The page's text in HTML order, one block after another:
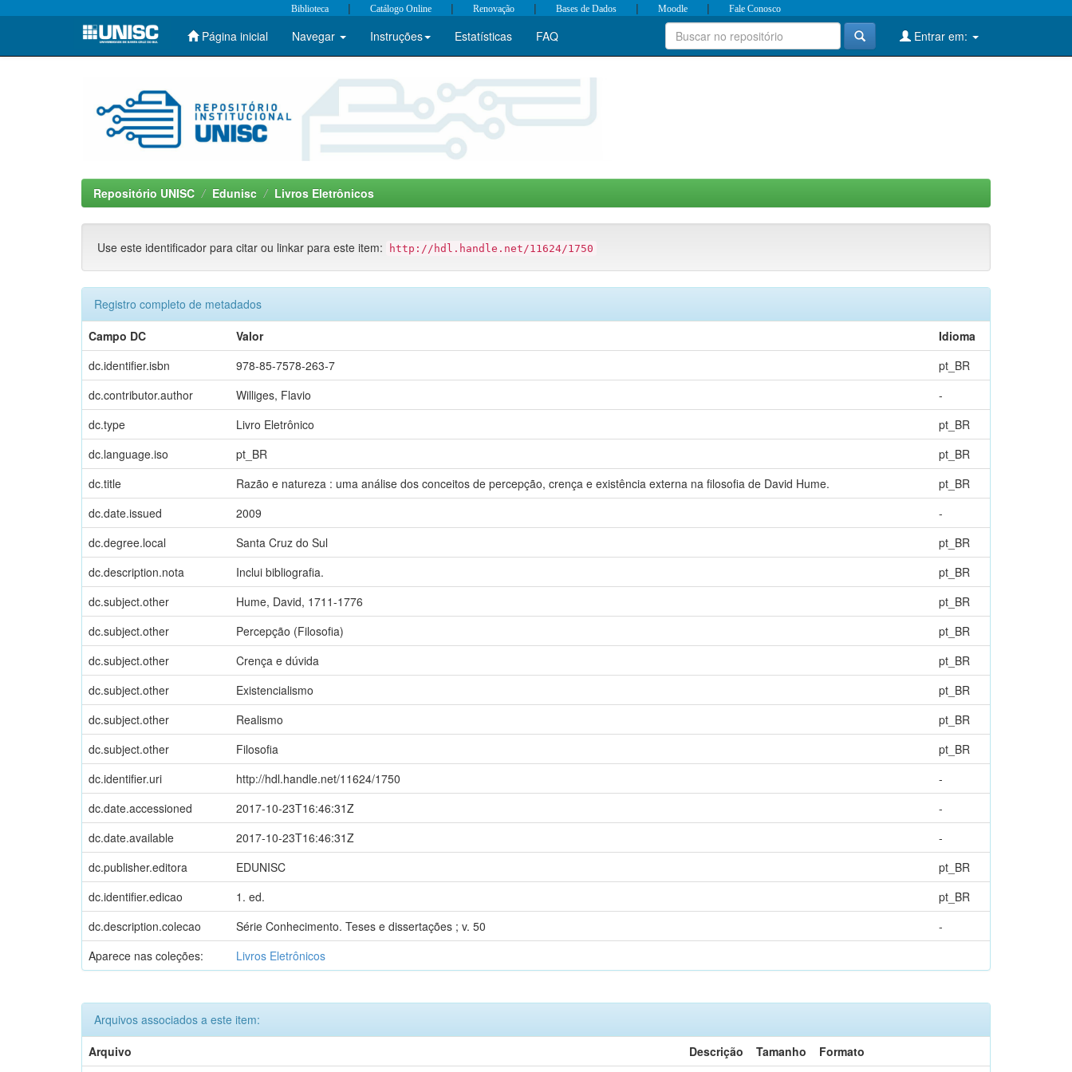
Skip
Biblioteca | Catálogo Online | Renovação | Bases de Dados | Moodle | Fale Conosco
Página inicial Navegar Instruções Estatísticas FAQ Entrar em:
Repositório UNISC Edunisc Livros Eletrônicos
Use este identificador para citar ou linkar para este item: http://hdl.handle.net/11624/1750
Registro completo de metadados
Campo DC
Valor
Idioma
dc.identifier.isbn
978-85-7578-263-7
pt_BR
dc.contributor.author
Williges, Flavio
-
dc.type
Livro Eletrônico
pt_BR
dc.language.iso
pt_BR
pt_BR
dc.title
Razão e natureza : uma análise dos conceitos de percepção, crença e existência externa na filosofia de David Hume.
pt_BR
dc.date.issued
2009
-
dc.degree.local
Santa Cruz do Sul
pt_BR
dc.description.nota
Inclui bibliografia.
pt_BR
dc.subject.other
Hume, David, 1711-1776
pt_BR
dc.subject.other
Percepção (Filosofia)
pt_BR
dc.subject.other
Crença e dúvida
pt_BR
dc.subject.other
Existencialismo
pt_BR
dc.subject.other
Realismo
pt_BR
dc.subject.other
Filosofia
pt_BR
dc.identifier.uri
http://hdl.handle.net/11624/1750
-
dc.date.accessioned
2017-10-23T16:46:31Z
-
dc.date.available
2017-10-23T16:46:31Z
-
dc.publisher.editora
EDUNISC
pt_BR
dc.identifier.edicao
1. ed.
pt_BR
dc.description.colecao
Série Conhecimento. Teses e dissertações ; v. 50
-
Aparece nas coleções:
Livros Eletrônicos
Arquivos associados a este item:
Arquivo
Descrição Tamanho Formato